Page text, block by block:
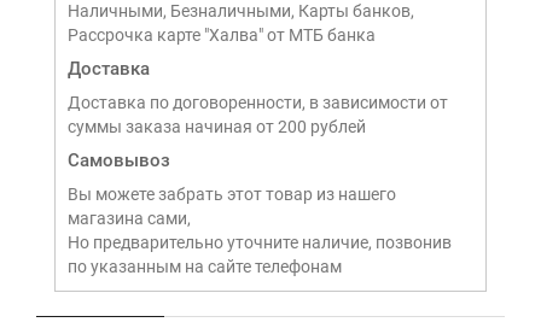
Наличными, Безналичными, Карты банков,
Рассрочка карте "Халва" от МТБ банка
Доставка
Доставка по договоренности, в зависимости от
суммы заказа начиная от 200 рублей
Самовывоз
Вы можете забрать этот товар из нашего
магазина сами,
Но предварительно уточните наличие, позвонив
по указанным на сайте телефонам